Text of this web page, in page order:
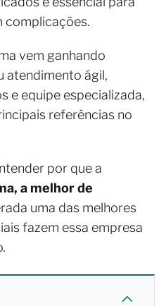
complicações.
vem ganhando
atendimento ágil,
e equipe especializada,
referências no
por que a
a melhor de
uma das melhores
fazem essa empresa